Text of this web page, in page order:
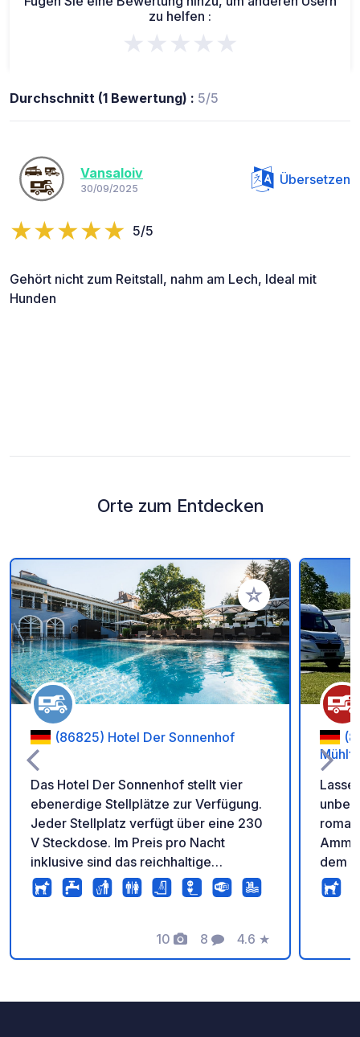
zu helfen :
★★★★★
Durchschnitt (1 Bewertung) : 5/5
Vansaloiv
30/09/2025
Übersetzen
5/5
Gehört nicht zum Reitstall, nahm am Lech, Ideal mit
Hunden
Orte zum Entdecken
Zu Ihren Favoriten
(86825) Hotel Der Sonnenhof
Das Hotel Der Sonnenhof stellt vier
ebenerdige Stellplätze zur Verfügung.
Jeder Stellplatz verfügt über eine 230
V Steckdose. Im Preis pro Nacht
inklusive sind das reichhaltige
Frühstücksbüffet (7-11.30 Uhr), die
Nutzung des Wellness- und
Willkommensdrink an der Hotelbar. Vor
Ort haben Sie die Möglichkeit, eines
10
Fotos
8
Kommentare
4.6
Bewertung
★
dem